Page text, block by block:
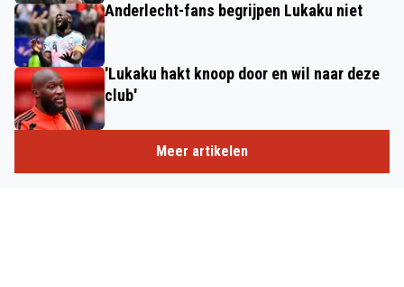
Anderlecht-fans begrijpen Lukaku niet
'Lukaku hakt knoop door en wil naar deze
club'
Meer artikelen